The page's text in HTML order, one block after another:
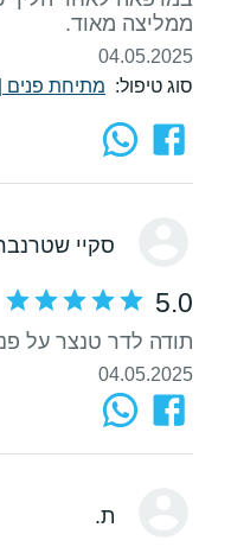
ממליצה מאוד.
04.05.2025
סוג טיפול: מתיחת פנים
סקיי
5.0
תודה לדר טנצר על
04.05.2025
ת.